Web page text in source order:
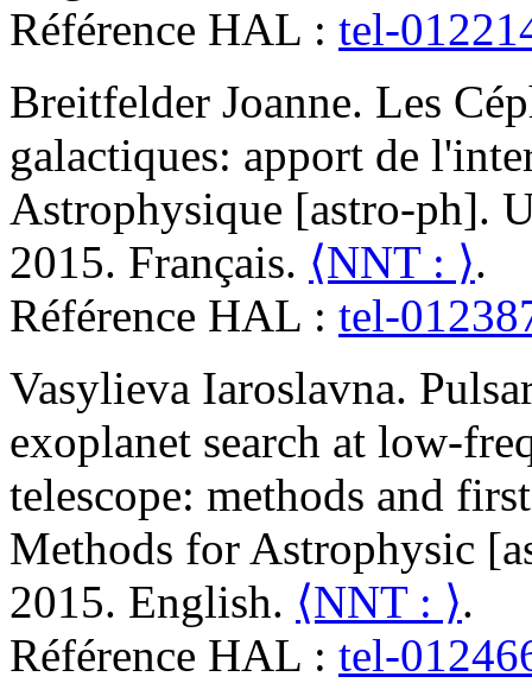
Référence HAL : tel-
Breitfelder Joanne. Les
galactiques: apport de
Astrophysique [astro-ph].
2015. Français. ⟨NNT : ⟩.
Référence HAL : tel-
Vasylieva Iaroslavna.
exoplanet search at low-
telescope: methods and
Methods for Astrophysic
2015. English. ⟨NNT : ⟩.
Référence HAL : tel-